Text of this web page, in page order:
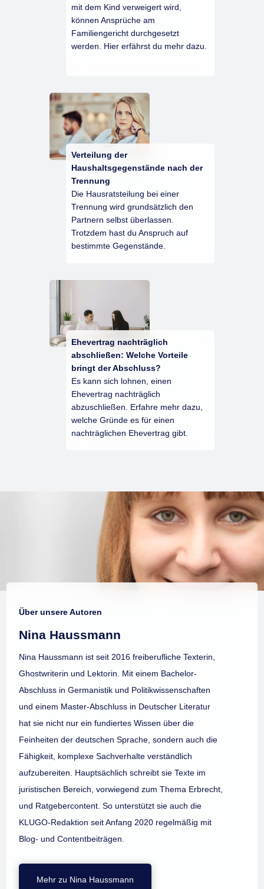
mit dem Kind verweigert wird,
können Ansprüche am
Familiengericht durchgesetzt
werden. Hier erfährst du mehr dazu.
Verteilung der
Haushaltsgegenstände nach der
Trennung
Die Hausratsteilung bei einer
Trennung wird grundsätzlich den
Partnern selbst überlassen.
Trotzdem hast du Anspruch auf
bestimmte Gegenstände.
Ehevertrag nachträglich
abschließen: Welche Vorteile
bringt der Abschluss?
Es kann sich lohnen, einen
Ehevertrag nachträglich
abzuschließen. Erfahre mehr dazu,
welche Gründe es für einen
nachträglichen Ehevertrag gibt.
Über unsere Autoren
Nina Haussmann
Nina Haussmann ist seit 2016 freiberufliche Texterin,
Ghostwriterin und Lektorin. Mit einem Bachelor-
Abschluss in Germanistik und Politikwissenschaften
und einem Master-Abschluss in Deutscher Literatur
hat sie nicht nur ein fundiertes Wissen über die
Feinheiten der deutschen Sprache, sondern auch die
Fähigkeit, komplexe Sachverhalte verständlich
aufzubereiten. Hauptsächlich schreibt sie Texte im
juristischen Bereich, vorwiegend zum Thema Erbrecht,
und Ratgebercontent. So unterstützt sie auch die
KLUGO-Redaktion seit Anfang 2020 regelmäßig mit
Blog- und Contentbeiträgen.
Mehr zu Nina Haussmann